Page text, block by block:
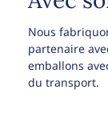
Nous
partenaire
emballons
du transport.